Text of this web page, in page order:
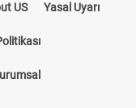
US Yasal Uyarı